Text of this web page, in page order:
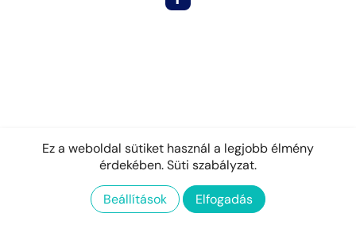
Ez a weboldal sütiket használ a legjobb élmény
érdekében.Süti szabályzat.
Beállítások Elfogadás